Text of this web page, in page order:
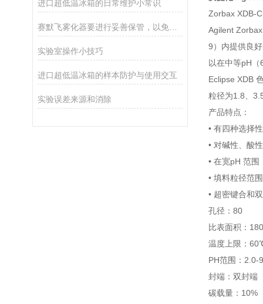
进口超低温冰箱的日常维护小常识
赛默飞雾化器要进行妥善保管，以免产品遭到破坏
实验室操作小技巧
进口超低温冰箱的样本防护与使用交互
实验误差来源和消除
Zorbax XDB-
Agilent
9）内提供良
以在中等pH
Eclipse XDB
粒径为1.8、
产品特点：
• 有四种选择
• 对碱性、酸
• 在宽pH 范
• 填料粒径范
• 超密键合和
孔径：80
比表面积：
温度上限：
PH范围：2.0-
封端：双封端
碳载量：10%